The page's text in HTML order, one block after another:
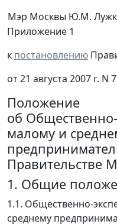
Мэр Москвы Ю.М.
Приложение 1
к постановлению
от 21 августа 2007 г. N
Положение
об
малому и
Правительстве
1. Общие
1.1. Общественно-
среднему